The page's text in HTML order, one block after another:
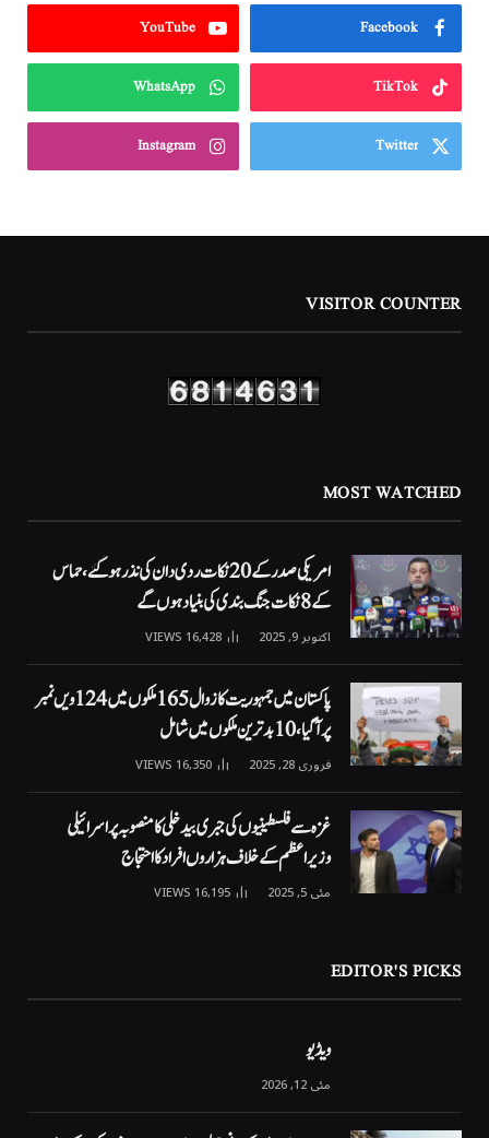
Facebook
YouTube
TikTok
WhatsApp
Twitter
Instagram
VISITOR COUNTER
MOST WATCHED
امریکی صدر کے 20 نکات ردی دان کی نذر ہوگئے، حماس
کے 8 نکات جنگ بندی کی بنیاد ہوں گے
اکتوبر 9, 2025 16,428
VIEWS
پاکستان میں جمہوریت کا زوال 165 ملکوں میں 124ویں نمبر
پر آگیا، 10 بدترین ملکوں میں شامل
فروری 28, 2025 16,350
VIEWS
غزہ سے فلسطینیوں کی جبری بیدخلی کا منصوبہ پر اسرائیلی
وزیراعظم کے خلاف ہزاروں افراد کا احتجاج
مئی 5, 2025 16,195
VIEWS
EDITOR'S PICKS
ویڈیو
مئی 12, 2026